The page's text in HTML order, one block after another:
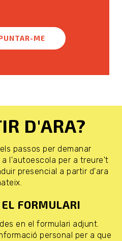
ME
D'ARA?
passos per demanar
l'autoescola per a treure't
presencial a partir d'ara
FORMULARI
en el formulari adjunt.
personal per a que